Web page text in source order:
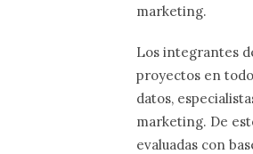
marketing.
Los integrantes
proyectos en
datos,
marketing. De
evaluadas con